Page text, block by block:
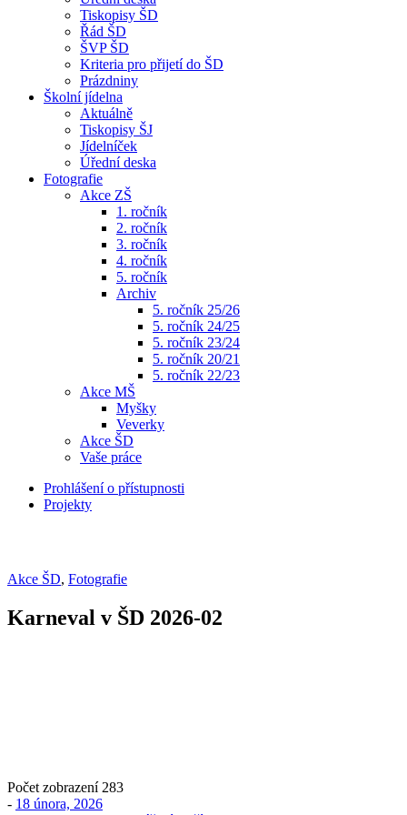
Tiskopisy ŠD
Řád ŠD
ŠVP ŠD
Kriteria pro přijetí do ŠD
Prázdniny
Školní jídelna
Aktuálně
Tiskopisy ŠJ
Jídelníček
Úřední deska
Fotografie
Akce ZŠ
1. ročník
2. ročník
3. ročník
4. ročník
5. ročník
Archiv
5. ročník 25/26
5. ročník 24/25
5. ročník 23/24
5. ročník 20/21
5. ročník 22/23
Akce MŠ
Myšky
Veverky
Akce ŠD
Vaše práce
Prohlášení o přístupnosti
Projekty
Akce ŠD, Fotografie
Karneval v ŠD 2026-02
Počet zobrazení 283
- 18 února, 2026